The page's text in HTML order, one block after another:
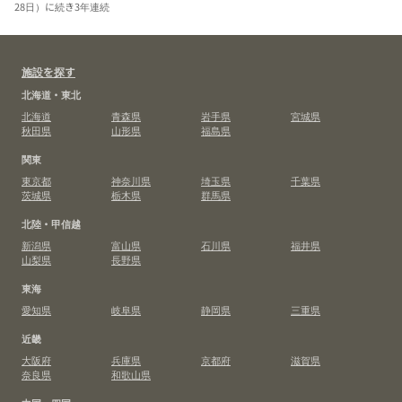
28日）に続き3年連続
施設を探す
北海道・東北
北海道
青森県 岩手県
宮城県
秋田県
山形県
福島県
関東
東京都
神奈川県 埼玉県
千葉県
茨城県
栃木県
群馬県
北陸・甲信越
新潟県
富山県 石川県
福井県
山梨県
長野県
東海
愛知県
岐阜県 静岡県
三重県
近畿
大阪府
兵庫県 京都府
滋賀県
奈良県
和歌山県